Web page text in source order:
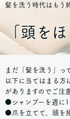
髪を洗う時代はもう
「頭を
まだ「髪を洗う」っ
以下に当てはまる方
がありますのでご注
⚫️シャンプーを週に
⚫️爪を立てて、頭を